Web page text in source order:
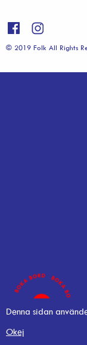
© 2019 Folk All Rights
Denna sidan
Okej